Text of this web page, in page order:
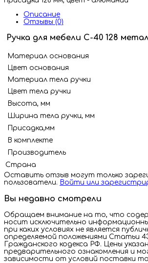
Описание
Отзывы (0)
Ручка для мебели С-40 128
Материал основания
Цвет основания
Материал тела ручки
Цвет тела ручки
Высота, мм
Ширина тела ручки, мм
Присадка,мм
В комплекте
Производитель
Страна
Оставить отзыв могут только
пользователи. Войти или
Вы недавно смотрели
Обращаем внимание на то, что
носит исключительно
при каких условиях не является
определяемой положениями Статьи
Гражданского кодекса РФ. Цены
предварительного ознакомления и
зависимости от условий поставки